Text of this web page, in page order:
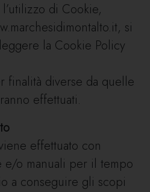
di Cookie,
si
la Cookie Policy
finalità diverse da quelle
effettuati.
effettuato con
e/o manuali per il tempo
a conseguire gli scopi